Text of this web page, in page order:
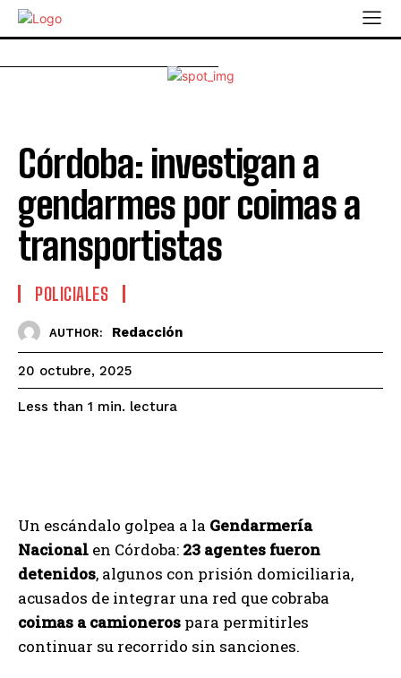
Córdoba: investigan a
gendarmes por coimas a
transportistas
POLICIALES
AUTHOR: Redacción
20 octubre, 2025
Less than 1 min. lectura
Un escándalo golpea a la Gendarmería
Nacional en Córdoba: 23 agentes fueron
detenidos, algunos con prisión domiciliaria,
acusados de integrar una red que cobraba
coimas a camioneros para permitirles
continuar su recorrido sin sanciones.